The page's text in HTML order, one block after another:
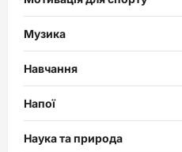
Музика
Навчання
Напої
Наука та природа